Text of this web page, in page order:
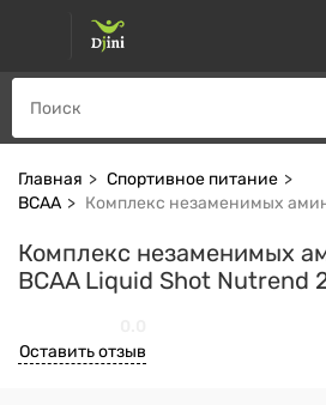
Главная
Спортивное питание
ВСАА
Комплекс незаменимых
Комплекс незаменимых
BCAA Liquid Shot Nutrend
Оставить отзыв